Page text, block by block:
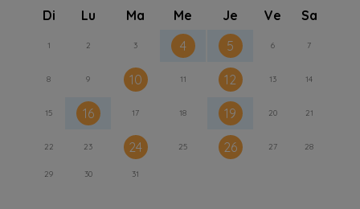
Di
Lu Ma Me Je Ve Sa
1 2 3 4 5 6 7
8 9 10 11 12 13 14
15 16 17 18 19 20 21
22 23 24 25 26 27 28
29 30 31